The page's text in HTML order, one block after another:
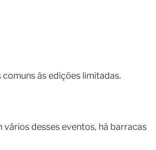
às edições limitadas.
desses eventos, há barracas